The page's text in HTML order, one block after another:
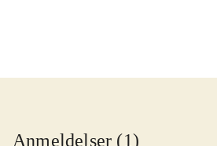
Anmeldelser (1)